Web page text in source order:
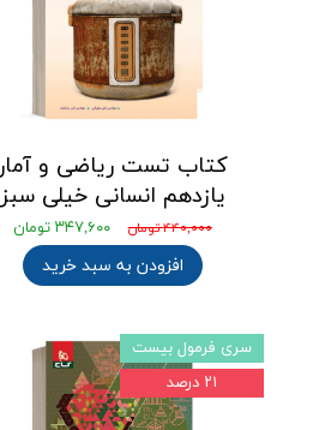
کتاب تست ریاضی و آمار
یازدهم انسانی خیلی سبز
۴۴۰,۰۰۰ تومان ۳۴۷,۶۰۰ تومان
افزودن به سبد خرید
سری فرمول بیست
۲۱ درصد